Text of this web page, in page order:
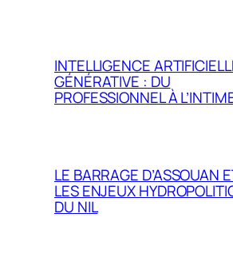
INTELLIGENCE
GÉNÉRATIVE : DU
PROFESSIONNEL À
LE BARRAGE D’ASSOUAN
LES ENJEUX
DU NIL